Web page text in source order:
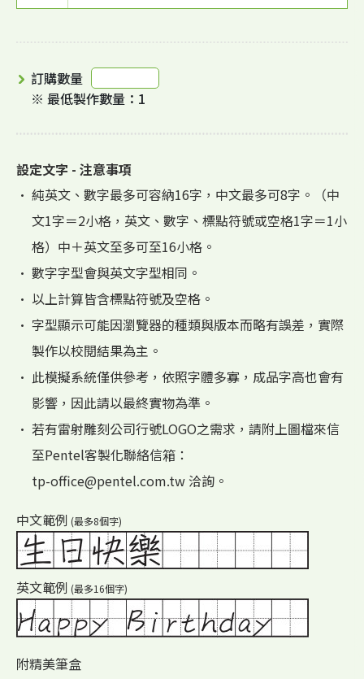
訂購數量
※ 最低製作數量：1
設定文字 - 注意事項
• 純英文、數字最多可容納16字，中文最多可8字。（中
文1字＝2小格，英文、數字、標點符號或空格1字＝1小
格）中＋英文至多可至16小格。
• 數字字型會與英文字型相同。
• 以上計算皆含標點符號及空格。
• 字型顯示可能因瀏覽器的種類與版本而略有誤差，實際
製作以校閱結果為主。
• 此模擬系統僅供參考，依照字體多寡，成品字高也會有
影響，因此請以最終實物為準。
• 若有雷射雕刻公司行號LOGO之需求，請附上圖檔來信
至Pentel客製化聯絡信箱：
tp-office@pentel.com.tw 洽詢。
中文範例 (最多8個字)
英文範例 (最多16個字)
附精美筆盒